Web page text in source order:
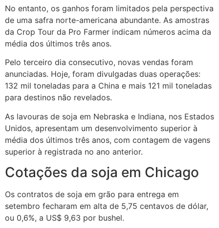
No entanto, os ganhos foram limitados pela perspectiva
de uma safra norte-americana abundante. As amostras
da Crop Tour da Pro Farmer indicam números acima da
média dos últimos três anos.
Pelo terceiro dia consecutivo, novas vendas foram
anunciadas. Hoje, foram divulgadas duas operações:
132 mil toneladas para a China e mais 121 mil toneladas
para destinos não revelados.
As lavouras de soja em Nebraska e Indiana, nos Estados
Unidos, apresentam um desenvolvimento superior à
média dos últimos três anos, com contagem de vagens
superior à registrada no ano anterior.
Cotações da soja em Chicago
Os contratos de soja em grão para entrega em
setembro fecharam em alta de 5,75 centavos de dólar,
ou 0,6%, a US$ 9,63 por bushel.